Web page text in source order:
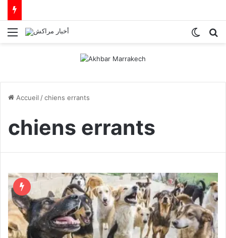
Menu
Accueil /chiens errants
chiens errants